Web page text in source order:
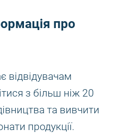
про
відвідувачам
з більш ніж 20
та вивчити
продукції.